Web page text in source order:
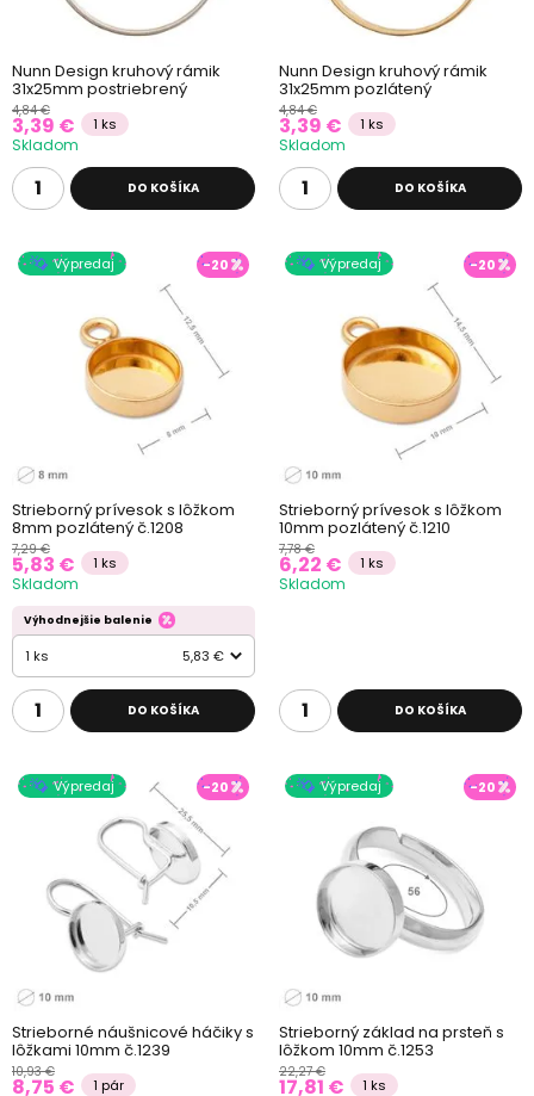
Nunn Design kruhový rámik
31x25mm postriebrený
4,84 €
3,39 € 1 ks
Skladom
DO KOŠÍKA
Nunn Design kruhový rámik
31x25mm pozlátený
4,84 €
3,39 € 1 ks
Skladom
DO KOŠÍKA
Výpredaj -20
Strieborný prívesok s lôžkom
8mm pozlátený č.1208
7,29 €
5,83 € 1 ks
Skladom
Výhodnejšie balenie
1 ks 5,83 €
DO KOŠÍKA
Výpredaj -20
Strieborný prívesok s lôžkom
10mm pozlátený č.1210
7,78 €
6,22 € 1 ks
Skladom
DO KOŠÍKA
Výpredaj -20
Strieborné náušnicové háčiky s
lôžkami 10mm č.1239
10,93 €
8,75 € 1 pár
Výpredaj -20
Strieborný základ na prsteň s
lôžkom 10mm č.1253
22,27 €
17,81 € 1 ks